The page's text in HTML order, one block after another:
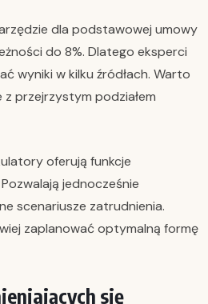
dla podstawowej umowy
do 8%. Dlatego eksperci
wyniki w kilku źródłach. Warto
przejrzystym podziałem
oferują funkcje
jednocześnie
scenariusze zatrudnienia.
zaplanować optymalną formę
się